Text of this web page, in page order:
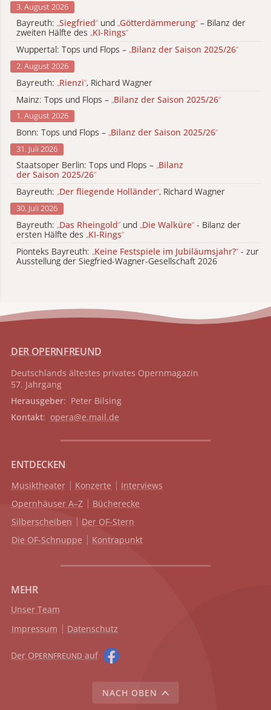
3. August 2026
Bayreuth: „Siegfried“ und „Götterdämmerung“ – Bilanz der
zweiten Hälfte des „KI-Rings“
Wuppertal: Tops und Flops – „Bilanz der Saison 2025/26“
2. August 2026
Bayreuth: „Rienzi“, Richard Wagner
Mainz: Tops und Flops – „Bilanz der Saison 2025/26“
1. August 2026
Bonn: Tops und Flops – „Bilanz der Saison 2025/26“
31. Juli 2026
Staatsoper Berlin: Tops und Flops – „Bilanz
der Saison 2025/26“
Bayreuth: „Der fliegende Holländer“, Richard Wagner
30. Juli 2026
Bayreuth: „Das Rheingold“ und „Die Walküre“ - Bilanz der
ersten Hälfte des „KI-Rings“
Pionteks Bayreuth: „Keine Festspiele im Jubiläumsjahr?“ - zur
Ausstellung der Siegfried-Wagner-Gesellschaft 2026
DER OPERNFREUND
Deutschlands ältestes privates Opernmagazin
57. Jahrgang
Herausgeber: Peter Bilsing
Kontakt: opera@e.mail.de
ENTDECKEN
Musiktheater Konzerte
Interviews
Opernhäuser A–Z
Bücherecke
Silberscheiben
Der OF-Stern
Die OF-Schnuppe
Kontrapunkt
MEHR
Unser Team
Impressum
Datenschutz
Der OPERNFREUND auf
NACH OBEN